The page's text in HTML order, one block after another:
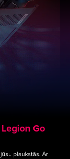
Go
plaukstās. Ar